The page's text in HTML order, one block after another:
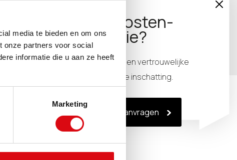
media te bieden en om ons
onze partners voor social
informatie die u aan ze heeft
Marketing
Bouwkosten-
indicatie?
Wij sturen je een vertrouwelijke
én vrijblijvende inschatting.
Indicatie aanvragen